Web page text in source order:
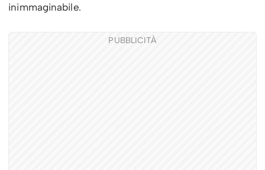
inimmaginabile.
PUBBLICITÀ